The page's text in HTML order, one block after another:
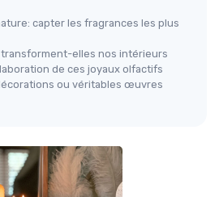
capter les fragrances les plus
elles nos intérieurs
de ces joyaux olfactifs
ou véritables œuvres